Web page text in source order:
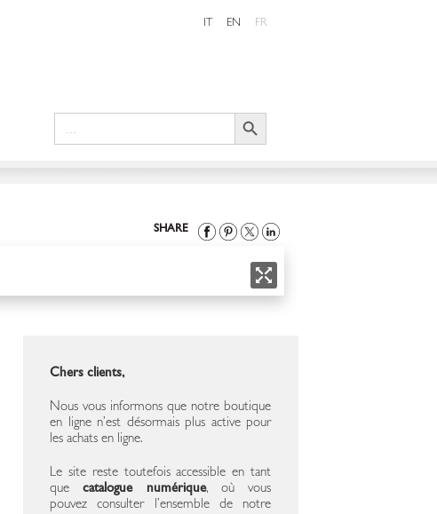
IT EN FR
Search Button
SHARE
Chers clients,
Nous vous informons que notre boutique
en ligne n’est désormais plus active pour
les achats en ligne.
Le site reste toutefois accessible en tant
quecatalogue numérique, où vous
pouvez consulter l’ensemble de notre